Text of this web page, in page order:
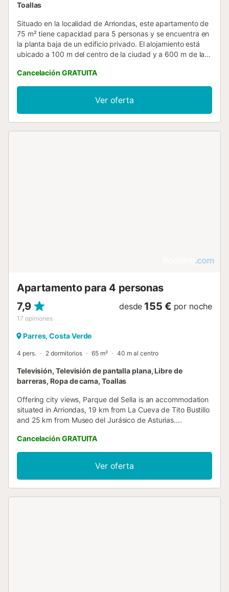
Toallas
Situado en la localidad de Arriondas, este apartamento de
75 m² tiene capacidad para 5 personas y se encuentra en
la planta baja de un edificio privado. El alojamiento está
ubicado a 100 m del centro de la ciudad y a 600 m de la
explorar la zona. El interior cuenta con 2 dormitorios,
equipados con una cama de matrimonio y un sofá cama,
además de 2 baños. La zona de estar dispone de
televisión de pantalla plana y calefacción, mientras que la
cocina incluye lavavajillas, horno, microondas, placa de
Cancelación GRATUITA
Ver oferta
Apartamento para 4 personas
7,9
17 opiniones
desde 155 € por noche
Parres, Costa Verde
4 pers. 2 dormitorios 65 m² 40 m al centro
Televisión, Televisión de pantalla plana, Libre de
barreras, Ropa de cama, Toallas
Offering city views, Parque del Sella is an accommodation
situated in Arriondas, 19 km from La Cueva de Tito Bustillo
and 25 km from Museo del Jurásico de Asturias....
Cancelación GRATUITA
Ver oferta